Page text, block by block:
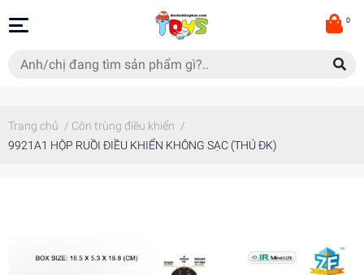
0
Trang chủ / Côn trùng điều khiển /
9921A1 HỘP RUỒI ĐIỀU KHIỂN KHÔNG SẠC (THÚ ĐK)